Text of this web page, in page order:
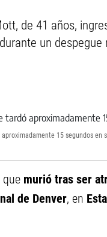
de 41 años,
un despegue
aproximadamente 15 segundos
que murió tras ser
de Denver, en